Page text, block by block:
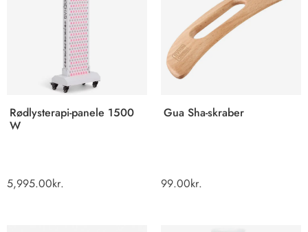
Rødlysterapi-panele 1500
W
5,995.00kr.
Gua Sha-skraber
99.00kr.